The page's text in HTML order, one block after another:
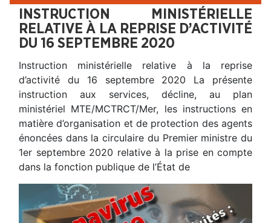
INSTRUCTION MINISTÉRIELLE
RELATIVE À LA REPRISE D’ACTIVITÉ
DU 16 SEPTEMBRE 2020
Instruction ministérielle relative à la reprise
d’activité du 16 septembre 2020 La présente
instruction aux services, décline, au plan
ministériel MTE/MCTRCT/Mer, les instructions en
matière d’organisation et de protection des agents
énoncées dans la circulaire du Premier ministre du
1er septembre 2020 relative à la prise en compte
dans la fonction publique de l’État de